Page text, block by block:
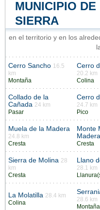
MUNICIPIO
SIERRA
en el territorio y en los
Cerro Sancho 16.5
km
Montaña
Cerro
20.2 km
Colina
Collado de la
Cañada 24 km
Pasar
Cerro
24.7 km
Pico
Muela de la Madera
24.8 km
Cresta
Monte
Madera
Cresta
Sierra de Molina 28
km
Cresta
Llano
28.1 km
La Molatilla 28.4 km
Colina
28.6 km